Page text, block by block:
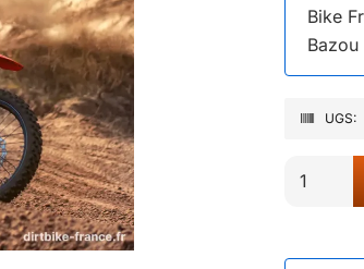
Bike
UGS:
PHARE